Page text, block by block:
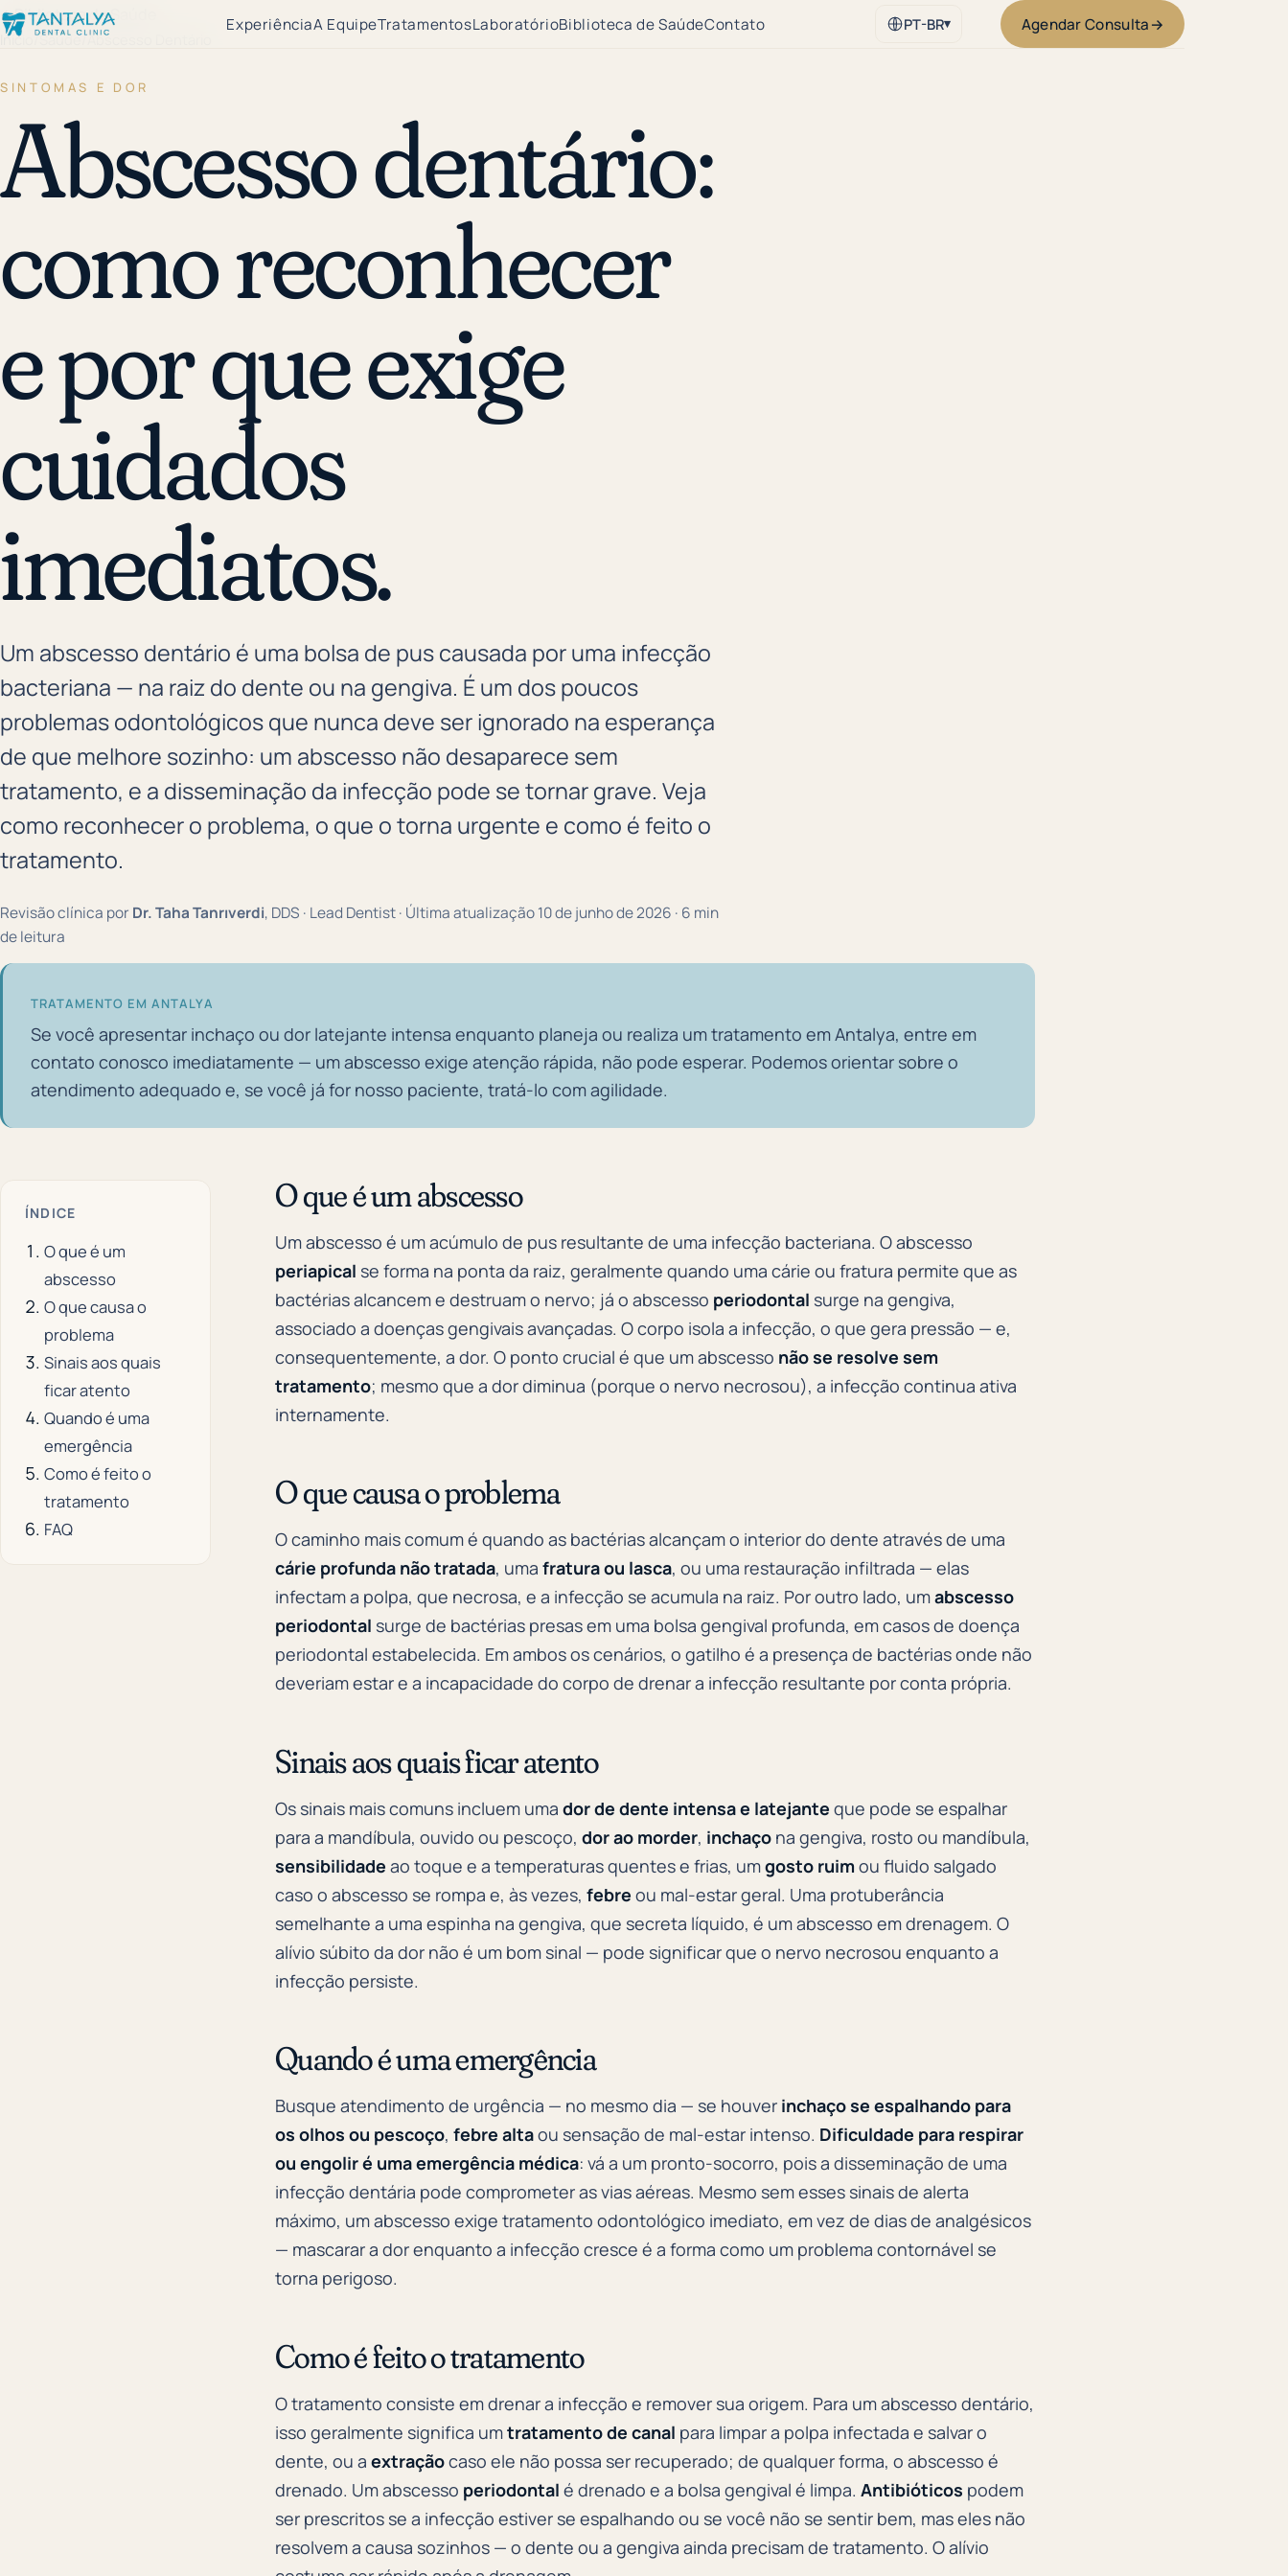
ExperiênciaA EquipeTratamentosLaboratórioBiblioteca de SaúdeContato PT-BR▾ Agendar Consulta→
←Biblioteca de Saúde
Início /Saúde/Abscesso Dentário
SINTOMAS E DOR
Abscesso dentário:
como reconhecer
e por que exige
cuidados
imediatos.
Um abscesso dentário é uma bolsa de pus causada por uma infecção
bacteriana — na raiz do dente ou na gengiva. É um dos poucos
problemas odontológicos que nunca deve ser ignorado na esperança
de que melhore sozinho: um abscesso não desaparece sem
tratamento, e a disseminação da infecção pode se tornar grave. Veja
como reconhecer o problema, o que o torna urgente e como é feito o
tratamento.
Revisão clínica por Dr. Taha Tanrıverdi, DDS · Lead Dentist · Última atualização 10 de junho de 2026 · 6 min
de leitura
TRATAMENTO EM ANTALYA
Se você apresentar inchaço ou dor latejante intensa enquanto planeja ou realiza um tratamento em Antalya, entre em
contato conosco imediatamente — um abscesso exige atenção rápida, não pode esperar. Podemos orientar sobre o
atendimento adequado e, se você já for nosso paciente, tratá-lo com agilidade.
ÍNDICE
O que é um
abscesso
O que causa o
problema
Sinais aos quais
ficar atento
Quando é uma
emergência
Como é feito o
tratamento
FAQ
O que é um abscesso
Um abscesso é um acúmulo de pus resultante de uma infecção bacteriana. O abscesso
periapical se forma na ponta da raiz, geralmente quando uma cárie ou fratura permite que as
bactérias alcancem e destruam o nervo; já o abscesso periodontal surge na gengiva,
associado a doenças gengivais avançadas. O corpo isola a infecção, o que gera pressão — e,
consequentemente, a dor. O ponto crucial é que um abscesso não se resolve sem
tratamento; mesmo que a dor diminua (porque o nervo necrosou), a infecção continua ativa
internamente.
O que causa o problema
O caminho mais comum é quando as bactérias alcançam o interior do dente através de uma
cárie profunda não tratada, umafratura ou lasca, ou uma restauração infiltrada — elas
infectam a polpa, que necrosa, e a infecção se acumula na raiz. Por outro lado, umabscesso
periodontal surge de bactérias presas em uma bolsa gengival profunda, em casos de doença
periodontal estabelecida. Em ambos os cenários, o gatilho é a presença de bactérias onde não
deveriam estar e a incapacidade do corpo de drenar a infecção resultante por conta própria.
Sinais aos quais ficar atento
Os sinais mais comuns incluem umador de dente intensa e latejante que pode se espalhar
para a mandíbula, ouvido ou pescoço,dor ao morder, inchaço na gengiva, rosto ou mandíbula,
sensibilidade ao toque e a temperaturas quentes e frias, umgosto ruimou fluido salgado
caso o abscesso se rompa e, às vezes,febre ou mal-estar geral. Uma protuberância
semelhante a uma espinha na gengiva, que secreta líquido, é um abscesso em drenagem. O
alívio súbito da dor não é um bom sinal — pode significar que o nervo necrosou enquanto a
infecção persiste.
Quando é uma emergência
Busque atendimento de urgência — no mesmo dia — se houver inchaço se espalhando para
os olhos ou pescoço,febre altaou sensação de mal-estar intenso. Dificuldade para respirar
ou engolir é uma emergência médica: vá a um pronto-socorro, pois a disseminação de uma
infecção dentária pode comprometer as vias aéreas. Mesmo sem esses sinais de alerta
máximo, um abscesso exige tratamento odontológico imediato, em vez de dias de analgésicos
— mascarar a dor enquanto a infecção cresce é a forma como um problema contornável se
torna perigoso.
Como é feito o tratamento
O tratamento consiste em drenar a infecção e remover sua origem. Para um abscesso dentário,
isso geralmente significa umtratamento de canal para limpar a polpa infectada e salvar o
dente, ou aextraçãocaso ele não possa ser recuperado; de qualquer forma, o abscesso é
drenado. Um abscesso periodontal é drenado e a bolsa gengival é limpa.Antibióticos podem
ser prescritos se a infecção estiver se espalhando ou se você não se sentir bem, mas eles não
resolvem a causa sozinhos — o dente ou a gengiva ainda precisam de tratamento. O alívio